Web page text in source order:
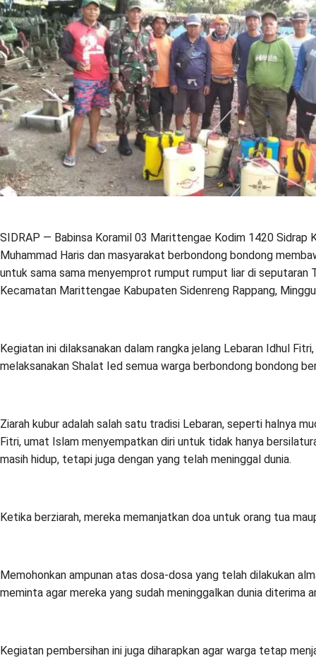
SIDRAP — Babinsa Koramil 03 Marittengae Kodim 1420 Sidrap
Muhammad Haris dan masyarakat berbondong bondong
untuk sama sama menyemprot rumput rumput liar di seputaran
Kecamatan Marittengae Kabupaten Sidenreng Rappang,
Kegiatan ini dilaksanakan dalam rangka jelang Lebaran Idhul
melaksanakan Shalat Ied semua warga berbondong bondong
Ziarah kubur adalah salah satu tradisi Lebaran, seperti halnya
Fitri, umat Islam menyempatkan diri untuk tidak hanya
masih hidup, tetapi juga dengan yang telah meninggal dunia.
Ketika berziarah, mereka memanjatkan doa untuk orang tua
Memohonkan ampunan atas dosa-dosa yang telah dilakukan
meminta agar mereka yang sudah meninggalkan dunia diterima
Kegiatan pembersihan ini juga diharapkan agar warga tetap